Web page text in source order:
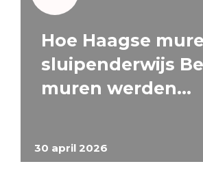
30 april 2026
Hoe Haagse
sluipenderwijs
muren werden…